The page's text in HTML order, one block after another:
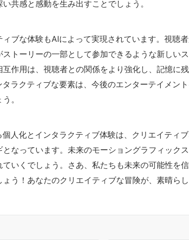
共感と感動を生み出すことでしょう。
ィブな体験もAIによって実現されています。視聴
トーリーの一部として参加できるような新しい
作用は、視聴者との関係をより強化し、記憶に
ラクティブな要素は、今後のエンターテイメン
。
人化とインタラクティブ体験は、クリエイティ
なっています。未来のモーショングラフィック
ていくでしょう。さあ、私たちも未来の可能性を
う！あなたのクリエイティブな冒険が、素晴ら